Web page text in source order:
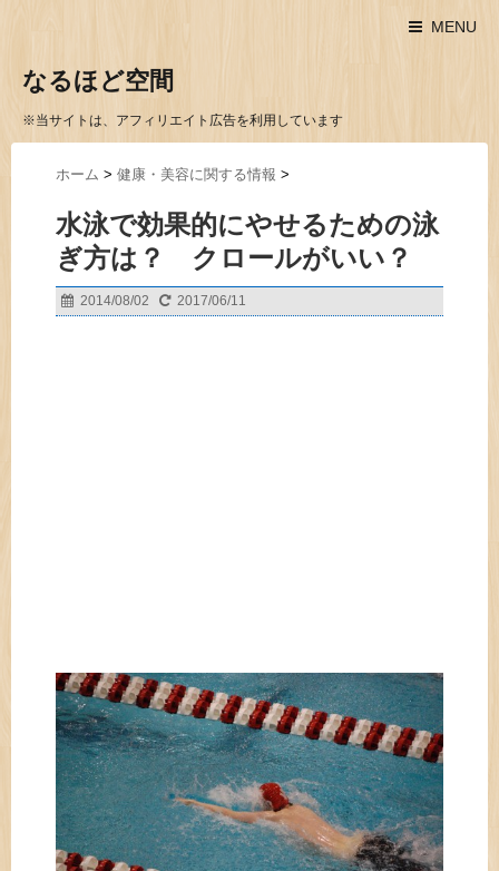
MENU
なるほど空間
※当サイトは、アフィリエイト広告を利用しています
ホーム > 健康・美容に関する情報 >
水泳で効果的にやせるための泳
ぎ方は？ クロールがいい？
2014/08/02 2017/06/11